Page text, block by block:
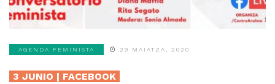
AGENDA FEMINISTA 29 MAIATZA, 2020
3 JUNIO | FACEBOOK